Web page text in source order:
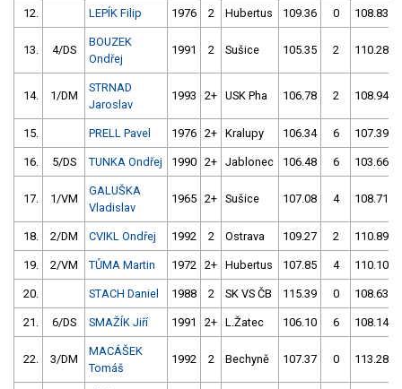
12. LEPÍK Filip 1976 2 Hubertus 109.36 0 108.83
13. 4/DS
BOUZEK
Ondřej
1991 2 Sušice 105.35 2 110.28
14. 1/DM
STRNAD
Jaroslav
1993 2+ USK Pha 106.78 2 108.94
15. PRELL Pavel 1976 2+ Kralupy 106.34 6 107.39
16. 5/DS TUNKA Ondřej 1990 2+ Jablonec 106.48 6 103.66
17. 1/VM
GALUŠKA
Vladislav
1965 2+ Sušice 107.08 4 108.71
18. 2/DM CVIKL Ondřej 1992 2 Ostrava 109.27 2 110.89
19. 2/VM TŮMA Martin 1972 2+ Hubertus 107.85 4 110.10
20. STACH Daniel 1988 2 SK VS ČB 115.39 0 108.63
21. 6/DS SMAŽÍK Jiří 1991 2+ L.Žatec 106.10 6 108.14
22. 3/DM
MACÁŠEK
Tomáš
1992 2 Bechyně 107.37 0 113.28